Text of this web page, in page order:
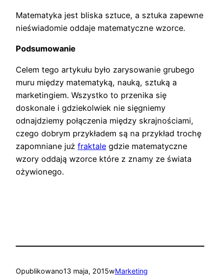
Matematyka jest bliska sztuce, a sztuka zapewne
nieświadomie oddaje matematyczne wzorce.
Podsumowanie
Celem tego artykułu było zarysowanie grubego
muru między matematyką, nauką, sztuką a
marketingiem. Wszystko to przenika się
doskonale i gdziekolwiek nie sięgniemy
odnajdziemy połączenia między skrajnościami,
czego dobrym przykładem są na przykład trochę
zapomniane już fraktale gdzie matematyczne
wzory oddają wzorce które z znamy ze świata
ożywionego.
Opublikowano13 maja, 2015wMarketing